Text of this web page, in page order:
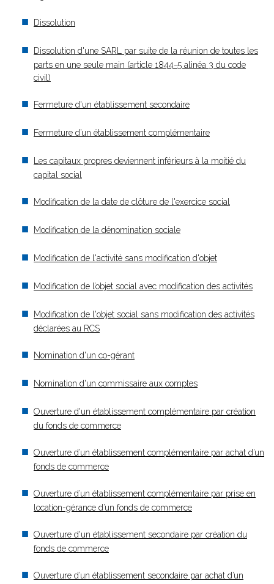
Dissolution
Dissolution d'une SARL par suite de la réunion de toutes les
parts en une seule main (article 1844-5 alinéa 3 du code
civil)
Fermeture d'un établissement secondaire
Fermeture d’un établissement complémentaire
Les capitaux propres deviennent inférieurs à la moitié du
capital social
Modification de la date de clôture de l'exercice social
Modification de la dénomination sociale
Modification de l'activité sans modification d'objet
Modification de l’objet social avec modification des activités
Modification de l'objet social sans modification des activités
déclarées au RCS
Nomination d'un co-gérant
Nomination d'un commissaire aux comptes
Ouverture d'un établissement complémentaire par création
du fonds de commerce
Ouverture d’un établissement complémentaire par achat d’un
fonds de commerce
Ouverture d’un établissement complémentaire par prise en
location-gérance d’un fonds de commerce
Ouverture d'un établissement secondaire par création du
fonds de commerce
Ouverture d’un établissement secondaire par achat d’un